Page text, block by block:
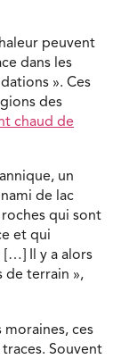
peuvent
dans les
». Ces
des
chaud de
un
de lac
roches qui sont
et qui
[…] Il y a alors
de terrain »,
moraines, ces
Souvent